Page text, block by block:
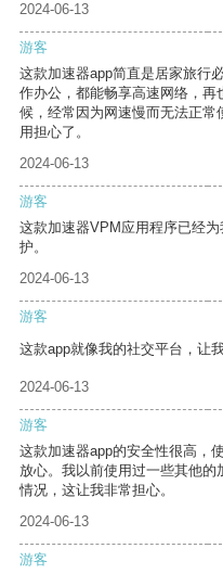
2024-06-13
游客
这款加速器app简直是居家旅行
作办公，都能畅享高速网络，
候，经常因为网速慢而无法正常
用担心了。
2024-06-13
游客
这款加速器VPM应用程序已经
护。
2024-06-13
游客
这款app就像我的社交平台，让
2024-06-13
游客
这款加速器app的安全性很高，
放心。我以前使用过一些其他的
情况，这让我非常担心。
2024-06-13
游客